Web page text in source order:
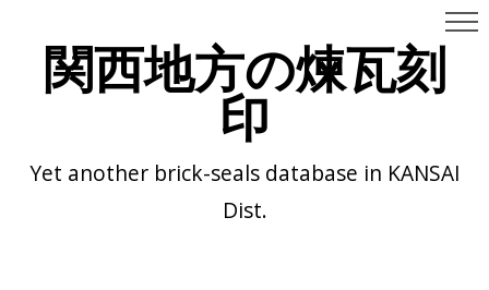
関西地方の煉瓦刻
印
Yet another brick-seals database in KANSAI
Dist.